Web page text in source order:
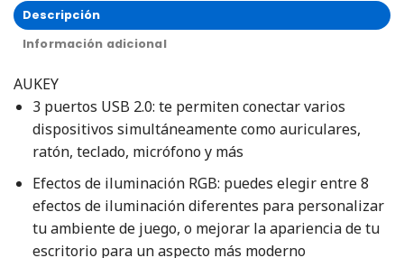
Descripción
Información adicional
AUKEY
3 puertos USB 2.0: te permiten conectar varios
dispositivos simultáneamente como auriculares,
ratón, teclado, micrófono y más
Efectos de iluminación RGB: puedes elegir entre 8
efectos de iluminación diferentes para personalizar
tu ambiente de juego, o mejorar la apariencia de tu
escritorio para un aspecto más moderno